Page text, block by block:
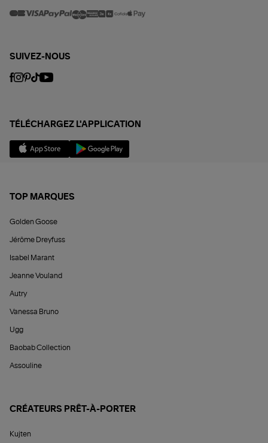
SUIVEZ-NOUS
TÉLÉCHARGEZ L'APPLICATION
TOP MARQUES
Golden Goose
Jérôme Dreyfuss
Isabel Marant
Jeanne Vouland
Autry
Vanessa Bruno
Ugg
Baobab Collection
Assouline
CRÉATEURS PRÊT-À-PORTER
Kujten